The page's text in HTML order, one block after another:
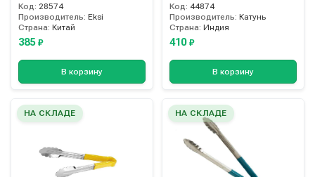
Код: 28574
Производитель: Eksi
Страна: Китай
385 ₽
В корзину
Код: 44874
Производитель: Катунь
Страна: Индия
410 ₽
В корзину
НА СКЛАДЕ НА СКЛАДЕ